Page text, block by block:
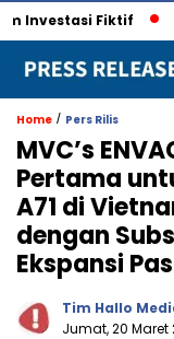
Fiktif
Home / Pers Rilis
MVC’s
Pertama
A71 di
dengan
Ekspansi
Tim Hallo
Jumat, 20 Maret